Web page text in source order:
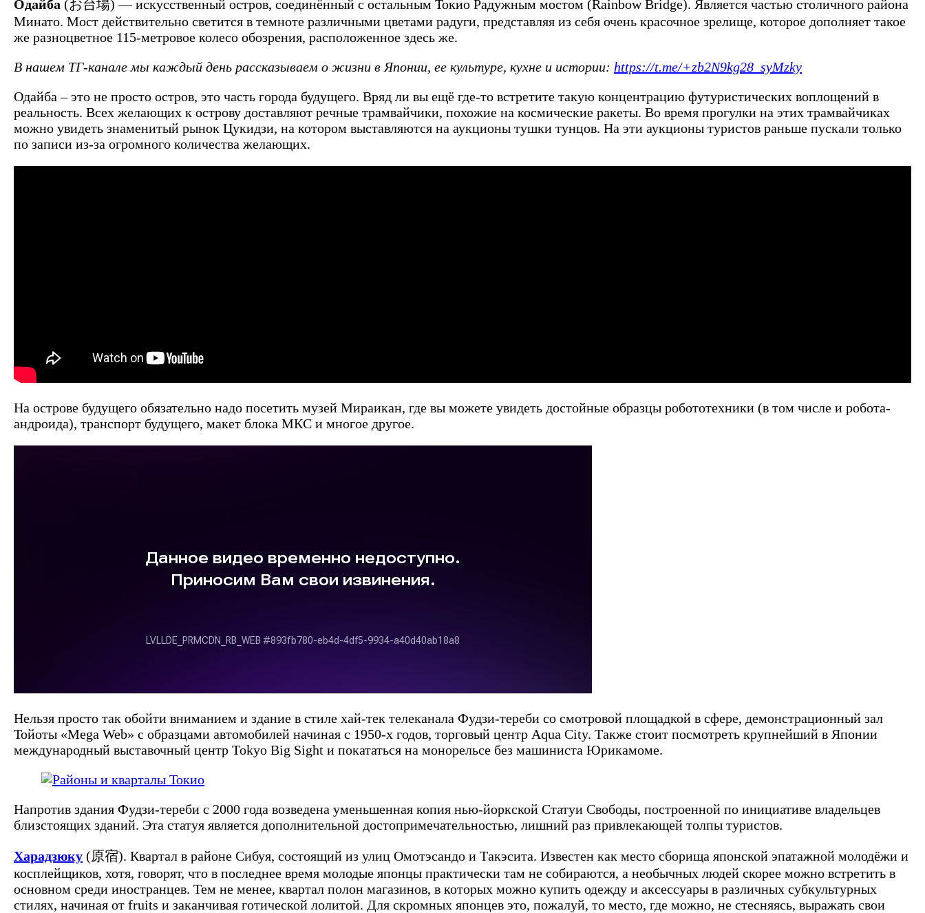
Одайба (お台場) — искусственный остров, соединённый с остальным Токио Радужным мостом (Rainbow Bridge). Является частью столичного района
Минато. Мост действительно светится в темноте различными цветами радуги, представляя из себя очень красочное зрелище, которое дополняет такое
же разноцветное 115-метровое колесо обозрения, расположенное здесь же.
В нашем ТГ-канале мы каждый день рассказываем о жизни в Японии, ее культуре, кухне и истории: https://t.me/+zb2N9kg28_syMzky
Одайба – это не просто остров, это часть города будущего. Вряд ли вы ещё где-то встретите такую концентрацию футуристических воплощений в
реальность. Всех желающих к острову доставляют речные трамвайчики, похожие на космические ракеты. Во время прогулки на этих трамвайчиках
можно увидеть знаменитый рынок Цукидзи, на котором выставляются на аукционы тушки тунцов. На эти аукционы туристов раньше пускали только
по записи из-за огромного количества желающих.
На острове будущего обязательно надо посетить музей Мираикан, где вы можете увидеть достойные образцы робототехники (в том числе и робота-
андроида), транспорт будущего, макет блока МКС и многое другое.
Нельзя просто так обойти вниманием и здание в стиле хай-тек телеканала Фудзи-тереби со смотровой площадкой в сфере, демонстрационный зал
Тойоты «Mega Web» с образцами автомобилей начиная с 1950-х годов, торговый центр Aqua City. Также стоит посмотреть крупнейший в Японии
международный выставочный центр Tokyo Big Sight и покататься на монорельсе без машиниста Юрикамоме.
Напротив здания Фудзи-тереби с 2000 года возведена уменьшенная копия нью-йоркской Статуи Свободы, построенной по инициативе владельцев
близстоящих зданий. Эта статуя является дополнительной достопримечательностью, лишний раз привлекающей толпы туристов.
Харадзюку (原宿). Квартал в районе Сибуя, состоящий из улиц Омотэсандо и Такэсита. Известен как место сборища японской эпатажной молодёжи и
косплейщиков, хотя, говорят, что в последнее время молодые японцы практически там не собираются, а необычных людей скорее можно встретить в
основном среди иностранцев. Тем не менее, квартал полон магазинов, в которых можно купить одежду и аксессуары в различных субкультурных
стилях, начиная от fruits и заканчивая готической лолитой. Для скромных японцев это, пожалуй, то место, где можно, не стесняясь, выражать свои